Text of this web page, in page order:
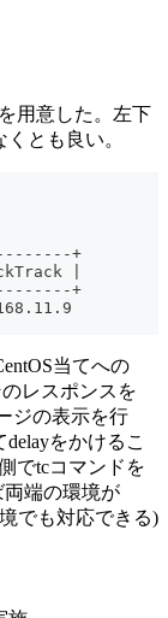
用意した。左下
とも良い。
+
|
+
当てへの
レスポンスを
ジの表示を行
をかけるこ
でtcコマンドを
端の環境が
でも対応できる)